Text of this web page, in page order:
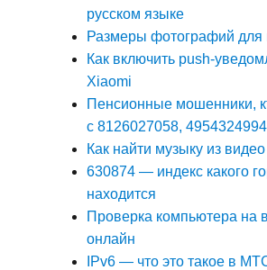
русском языке
Размеры фотографий для
Как включить push-
Xiaomi
Пенсионные мошенники,
с 8126027058, 4954324994
Как найти музыку из
630874 — индекс какого
находится
Проверка компьютера на
онлайн
IPv6 — что это такое в